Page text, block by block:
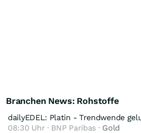
Branchen News: Rohstoffe
dailyEDEL: Platin - Trendwende
08:30 Uhr · BNP Paribas · Gold